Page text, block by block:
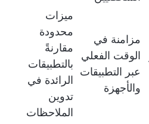
مزامنة في
الوقت الفعلي
عبر التطبيقات
والأجهزة
ميزات
محدودة
مقارنةً
بالتطبيقات
الرائدة في
تدوين
الملاحظات